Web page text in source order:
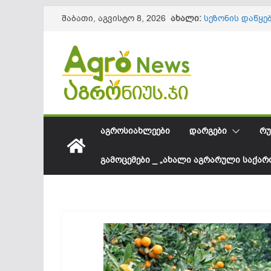
content
შაბათი, აგვისტო 8, 2026 ახალი: სეზონის
წიწაკის
სოკოვანი
შესყიდვის
ᲐᲒᲠᲝᲡᲘᲐᲮᲚᲔᲔᲑᲘ ᲓᲐᲠᲒᲔᲑᲘ
ᲒᲐᲛᲝᲪᲔᲛᲔᲑᲘ _ „ᲐᲮᲐᲚᲘ ᲐᲒᲠᲐᲠᲣᲚᲘ